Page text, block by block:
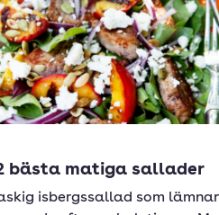
bästa matiga sallader
isbergssallad som lämnar